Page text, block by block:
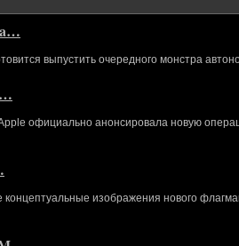
выпустить очередного монстра
официально анонсировала новую
концептуальные изображения нового